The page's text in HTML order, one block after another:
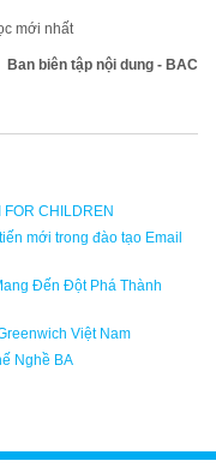
mới nhất
Ban biên tập nội dung - BAC
CHILDREN
mới trong đào tạo Email
Đến Đột Phá Thành
Việt Nam
Nghề BA